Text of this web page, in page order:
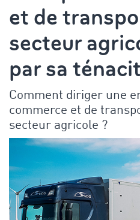
et de
secteur
par sa
Comment diriger une
commerce et de
secteur agricole ?